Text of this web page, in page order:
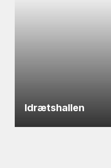
Idrætshallen